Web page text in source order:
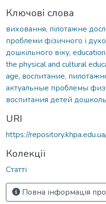
Ключові слова
виховання, пілотажне
проблеми фізичного і
дошкільного віку,
the physical and cultural
age, воспитание,
актуальные проблемы
воспитания детей
URI
https://
Колекції
Статті
Повна інформація